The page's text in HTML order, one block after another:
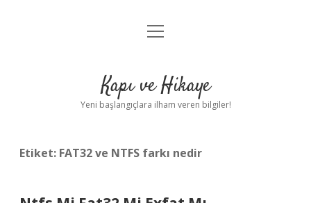
Anasayfa
Yasal Uyarı
menüyü
Kapı ve Hikaye
Yeni başlangıçlara ilham veren bilgiler!
Etiket: FAT32 ve NTFS farkı nedir